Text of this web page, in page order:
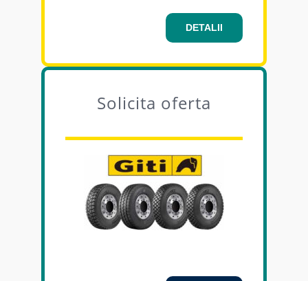
DETALII
Solicita oferta